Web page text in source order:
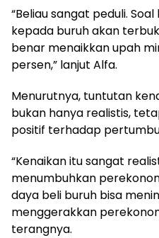
“Beliau sangat peduli.
kepada buruh akan
benar menaikkan upah
persen,” lanjut Alfa.
Menurutnya, tuntutan
bukan hanya realistis,
positif terhadap
“Kenaikan itu sangat
menumbuhkan
daya beli buruh bisa
menggerakkan
terangnya.